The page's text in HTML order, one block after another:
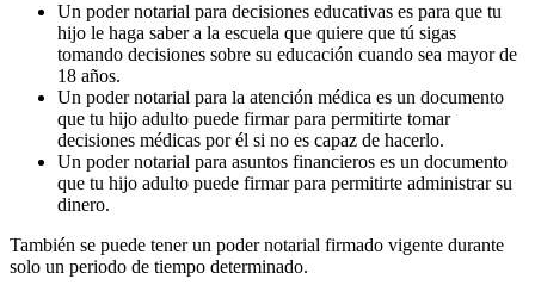
Un poder notarial para decisiones educativas es para que tu
hijo le haga saber a la escuela que quiere que tú sigas
tomando decisiones sobre su educación cuando sea mayor de
18 años.
Un poder notarial para la atención médica es un documento
que tu hijo adulto puede firmar para permitirte tomar
decisiones médicas por él si no es capaz de hacerlo.
Un poder notarial para asuntos financieros es un documento
que tu hijo adulto puede firmar para permitirte administrar su
dinero.
También se puede tener un poder notarial firmado vigente durante
solo un periodo de tiempo determinado.